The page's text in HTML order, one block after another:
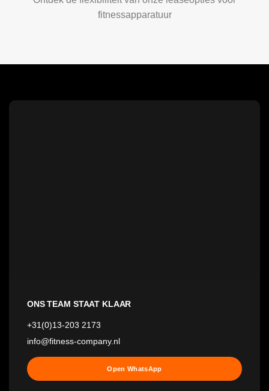
fitnessapparatuur
ONS TEAM STAAT KLAAR
+31(0)13-203 2173
info@fitness-company.nl
Open WhatsApp